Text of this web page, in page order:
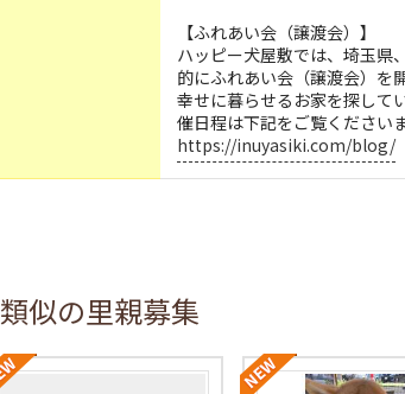
【ふれあい会（譲渡会）】
ハッピー犬屋敷では、埼玉県
的にふれあい会（譲渡会）を
幸せに暮らせるお家を探して
催日程は下記をご覧くださいま
https://inuyasiki.com/blog/
類似の里親募集